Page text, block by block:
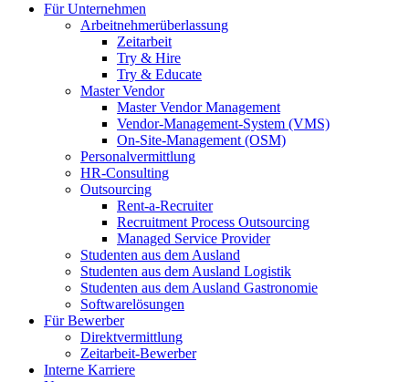
Für Unternehmen
Arbeitnehmerüberlassung
Zeitarbeit
Try & Hire
Try & Educate
Master Vendor
Master Vendor Management
Vendor-Management-System (VMS)
On-Site-Management (OSM)
Personalvermittlung
HR-Consulting
Outsourcing
Rent-a-Recruiter
Recruitment Process Outsourcing
Managed Service Provider
Studenten aus dem Ausland
Studenten aus dem Ausland Logistik
Studenten aus dem Ausland Gastronomie
Softwarelösungen
Für Bewerber
Direktvermittlung
Zeitarbeit-Bewerber
Interne Karriere